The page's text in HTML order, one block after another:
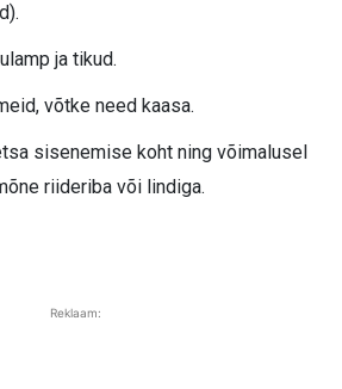
ja tikud.
võtke need kaasa.
sisenemise koht ning võimalusel
riideriba või lindiga.
Reklaam: